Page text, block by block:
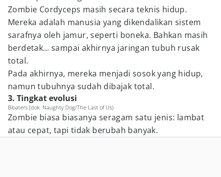
Zombie Cordyceps masih secara teknis hidup.
Mereka adalah manusia yang dikendalikan sistem
sarafnya oleh jamur, seperti boneka. Bahkan masih
berdetak… sampai akhirnya jaringan tubuh rusak
total.
Pada akhirnya, mereka menjadi sosok yang hidup,
namun tubuhnya sudah dibajak total.
3. Tingkat evolusi
Bloaters (dok. Naughty Dog/The Last of Us)
Zombie biasa biasanya seragam satu jenis: lambat
atau cepat, tapi tidak berubah banyak.